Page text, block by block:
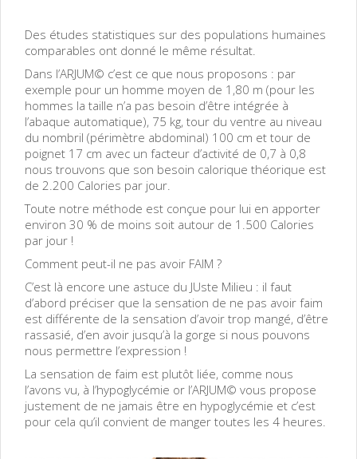
Des études statistiques sur des populations humaines
comparables ont donné le même résultat.
Dans l’ARJUM© c’est ce que nous proposons : par
exemple pour un homme moyen de 1,80 m (pour les
hommes la taille n’a pas besoin d’être intégrée à
l’abaque automatique), 75 kg, tour du ventre au niveau
du nombril (périmètre abdominal) 100 cm et tour de
poignet 17 cm avec un facteur d’activité de 0,7 à 0,8
nous trouvons que son besoin calorique théorique est
de 2.200 Calories par jour.
Toute notre méthode est conçue pour lui en apporter
environ 30 % de moins soit autour de 1.500 Calories
par jour !
Comment peut-il ne pas avoir FAIM ?
C’est là encore une astuce du JUste Milieu : il faut
d’abord préciser que la sensation de ne pas avoir faim
est différente de la sensation d’avoir trop mangé, d’être
rassasié, d’en avoir jusqu’à la gorge si nous pouvons
nous permettre l’expression !
La sensation de faim est plutôt liée, comme nous
l’avons vu, à l’hypoglycémie or l’ARJUM© vous propose
justement de ne jamais être en hypoglycémie et c’est
pour cela qu’il convient de manger toutes les 4 heures.